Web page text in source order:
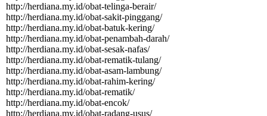
http:­//­herdiana.­my.­id/­obat-­telinga-­berair/­
http:­//­herdiana.­my.­id/­obat-­sakit-­pinggang/­
http:­//­herdiana.­my.­id/­obat-­batuk-­kering/­
http:­//­herdiana.­my.­id/­obat-­penambah-­darah/­
http:­//­herdiana.­my.­id/­obat-­sesak-­nafas/­
http:­//­herdiana.­my.­id/­obat-­rematik-­tulang/­
http:­//­herdiana.­my.­id/­obat-­asam-­lambung/­
http:­//­herdiana.­my.­id/­obat-­rahim-­kering/­
http:­//­herdiana.­my.­id/­obat-­rematik/­
http:­//­herdiana.­my.­id/­obat-­encok/­
http:­//­herdiana.­my.­id/­obat-­radang-­usus/­